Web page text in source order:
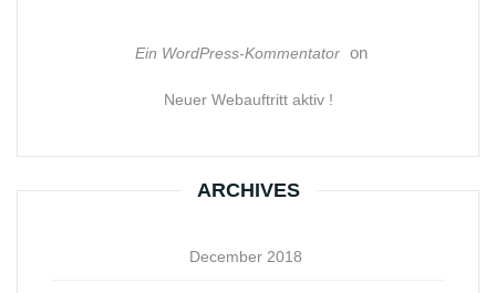
Ein WordPress-Kommentator on
Neuer Webauftritt aktiv !
ARCHIVES
December 2018